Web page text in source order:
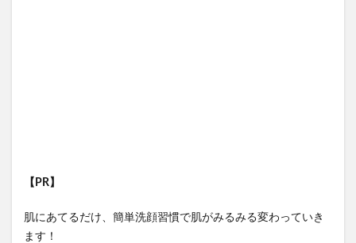
【PR】
肌にあてるだけ、簡単洗顔習慣で肌がみるみる変わっていき
ます！